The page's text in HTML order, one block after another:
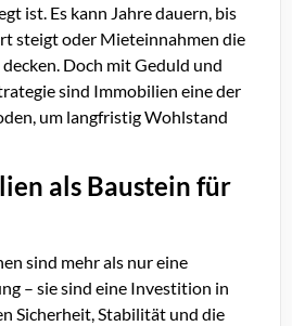
ist. Es kann Jahre dauern, bis
steigt oder Mieteinnahmen die
Doch mit Geduld und
sind Immobilien eine der
um langfristig Wohlstand
als Baustein für
sind mehr als nur eine
– sie sind eine Investition in
Sicherheit, Stabilität und die